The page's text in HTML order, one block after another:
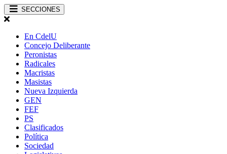
SECCIONES
En CdelU
Concejo Deliberante
Peronistas
Radicales
Macristas
Masistas
Nueva Izquierda
GEN
FEF
PS
Clasificados
Política
Sociedad